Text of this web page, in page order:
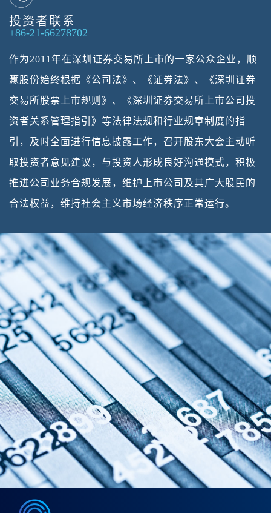
投资者联系
+86-21-66278702
作为2011年在深圳证券交易所上市的一家公众企业，顺
灏股份始终根据《公司法》、《证券法》、《深圳证券
交易所股票上市规则》、《深圳证券交易所上市公司投
资者关系管理指引》等法律法规和行业规章制度的指
引，及时全面进行信息披露工作，召开股东大会主动听
取投资者意见建议，与投资人形成良好沟通模式，积极
推进公司业务合规发展，维护上市公司及其广大股民的
合法权益，维持社会主义市场经济秩序正常运行。